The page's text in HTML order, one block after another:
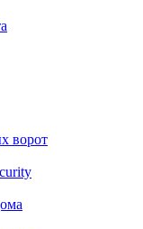
ворот